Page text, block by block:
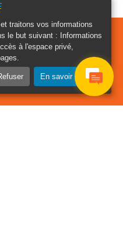
traitons vos informations
le but suivant :
Informations
à l'espace privé,
En savoir plus
de